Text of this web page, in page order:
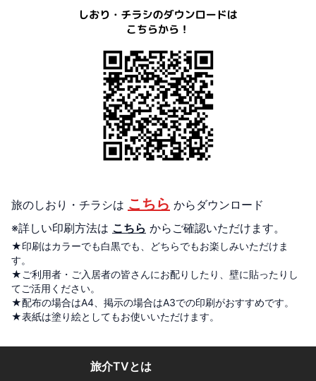
旅のしおり・チラシは こちら からダウンロード
※詳しい印刷方法は こちら からご確認いただけます。
★印刷はカラーでも白黒でも、どちらでもお楽しみいただけま
す。
★ご利用者・ご入居者の皆さんにお配りしたり、壁に貼ったりし
てご活用ください。
★配布の場合はA4、掲示の場合はA3での印刷がおすすめです。
★表紙は塗り絵としてもお使いいただけます。
旅介TVとは